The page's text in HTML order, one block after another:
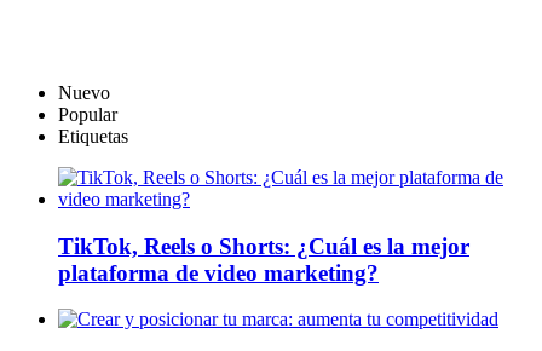
Nuevo
Popular
Etiquetas
TikTok, Reels o Shorts: ¿Cuál es la mejor
plataforma de video marketing?